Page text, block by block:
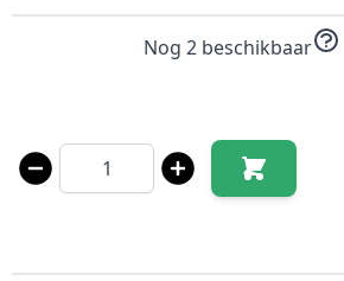
Nog 2 beschikbaar
Aantal